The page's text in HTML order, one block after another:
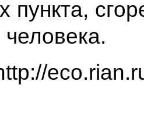
пункта,